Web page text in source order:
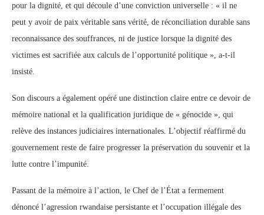
pour la dignité, et qui découle d’une conviction universelle : « il ne
peut y avoir de paix véritable sans vérité, de réconciliation durable sans
reconnaissance des souffrances, ni de justice lorsque la dignité des
victimes est sacrifiée aux calculs de l’opportunité politique », a-t-il
insisté.
Son discours a également opéré une distinction claire entre ce devoir de
mémoire national et la qualification juridique de « génocide », qui
relève des instances judiciaires internationales. L’objectif réaffirmé du
gouvernement reste de faire progresser la préservation du souvenir et la
lutte contre l’impunité.
Passant de la mémoire à l’action, le Chef de l’État a fermement
dénoncé l’agression rwandaise persistante et l’occupation illégale des